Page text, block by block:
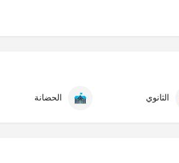
الثانوي الحضانة